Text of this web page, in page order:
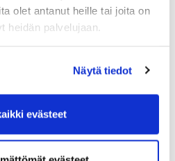
olet antanut heille tai joita on
heidän palvelujaan.
Näytä tiedot
evästeet
klo 16:30-20:30